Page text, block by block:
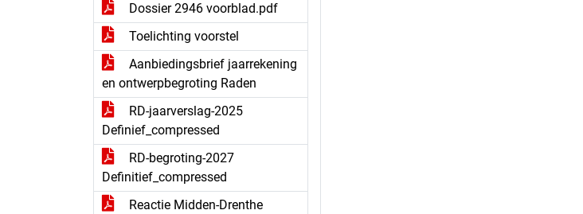
Dossier 2946 voorblad.pdf
Toelichting voorstel
Aanbiedingsbrief jaarrekening
en ontwerpbegroting Raden
RD-jaarverslag-2025
Definief_compressed
RD-begroting-2027
Definitief_compressed
Reactie Midden-Drenthe